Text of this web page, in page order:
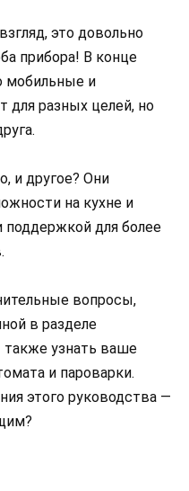
это довольно
прибора! В конце
мобильные и
для разных целей, но
и другое? Они
на кухне и
поддержкой для более
вопросы,
в разделе
узнать ваше
и пароварки.
этого руководства —